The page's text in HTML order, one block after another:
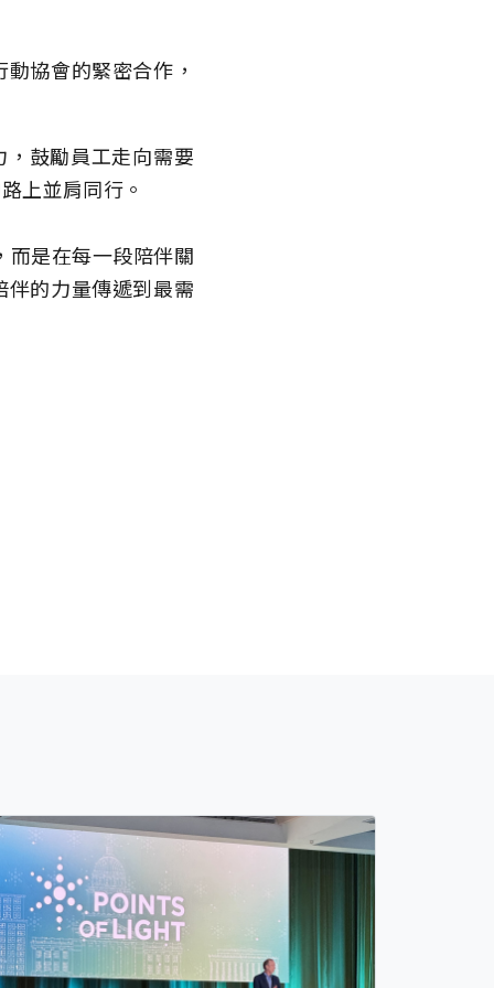
協會的緊密合作，
，鼓勵員工走向需要
上並肩同行。
而是在每一段陪伴關
的力量傳遞到最需